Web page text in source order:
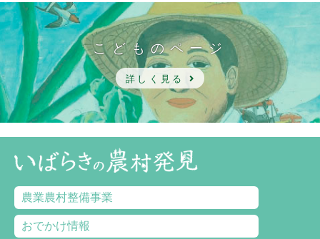
こどものページ
詳しく見る
農業農村整備事業
おでかけ情報